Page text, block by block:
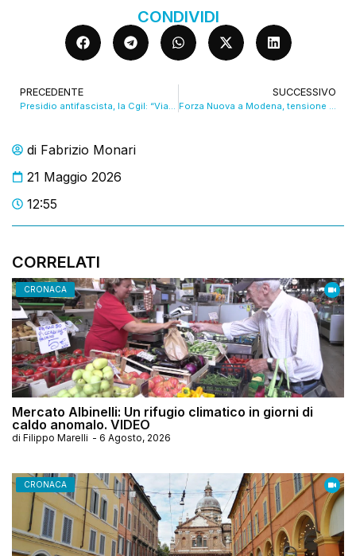
di Fabrizio Monari
21 Maggio 2026
12:55
CORRELATI
CRONACA
Mercato Albinelli: Un rifugio climatico in giorni di
caldo anomalo. VIDEO
di Filippo Marelli - 6 Agosto, 2026
CRONACA
CONDIVIDI
PRECEDENTE
Presidio antifascista, la Cgil: “Via da Modena i pregiudicati che hanno assaltato la nostra sede”. VIDEO
SUCCESSIVO
Forza Nuova a Modena, tensione al comizio: “Vogliamo fare della città un laboratorio”. VIDEO